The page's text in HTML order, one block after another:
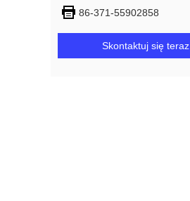
86-371-55902858
Skontaktuj się teraz